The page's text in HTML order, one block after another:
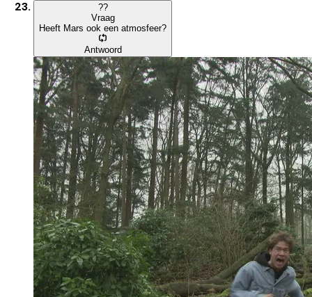
??
Vraag
Heeft Mars ook een atmosfeer?
Antwoord